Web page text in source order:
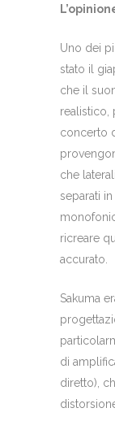
Uno dei
stato il
che il
realistico,
concerto
che
separati
ricreare
accurato.
Sakuma
di
diretto),